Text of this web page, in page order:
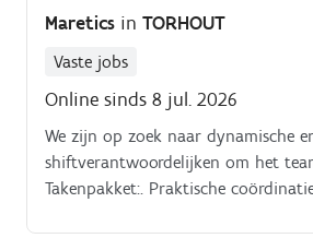
Maretics in TORHOUT
Vaste jobs
Online sinds 8 jul. 2026
We zijn op zoek naar dynamische
shiftverantwoordelijken om het
Takenpakket:. Praktische
medewerkers in het restaurant